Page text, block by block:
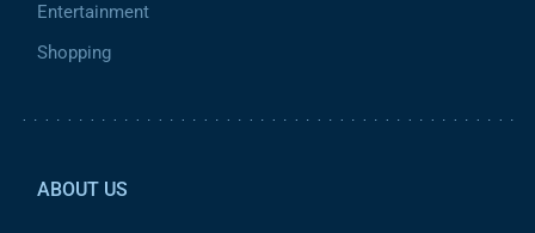
Entertainment
Shopping
ABOUT US